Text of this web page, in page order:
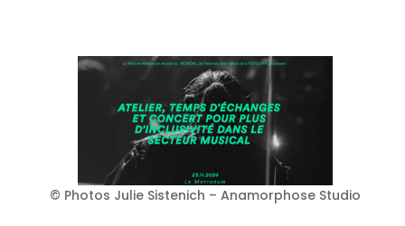
© Photos Julie Sistenich – Anamorphose Studio